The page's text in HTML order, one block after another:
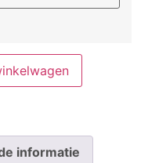
informatie